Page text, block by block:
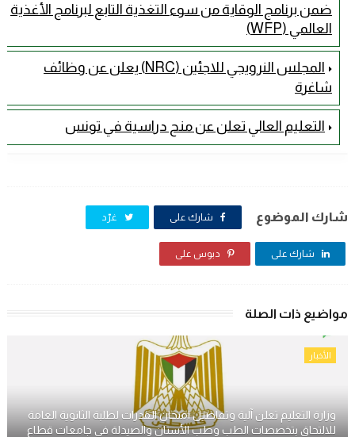
ضمن برنامج الوقاية من سوء التغذية التابع لبرنامج الأغذية
العالمي (WFP)
المجلس النرويجي للاجئين (NRC) يعلن عن وظائف
شاغرة
التعليم العالي تعلن عن منح دراسية في تونس
شارك الموضوع شارك على غرّد
شارك على دبوس على
مواضيع ذات الصلة
الأخبار
وزارة التعليم تعلن آلية وتفاصيل امتحان القدرات لطلبة الثانوية العامة
للالتحاق بتخصصات الطب وطب الأسنان والصيدلة في جامعات قطاع